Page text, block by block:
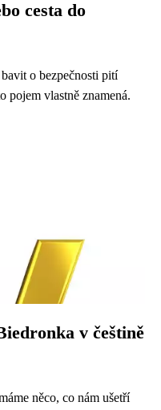
cesta do
o bezpečnosti pití
pojem vlastně znamená.
v češtině
něco, co nám ušetří